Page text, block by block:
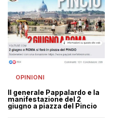
OPINIONI
Il generale Pappalardo e la
manifestazione del 2
giugno a piazza del Pincio